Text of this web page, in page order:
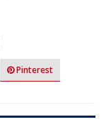
Pinterest